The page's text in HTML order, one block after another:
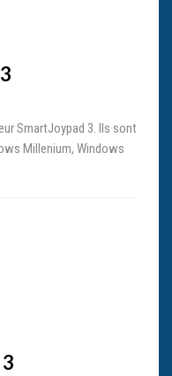
SmartJoypad 3. Ils sont
Millenium, Windows